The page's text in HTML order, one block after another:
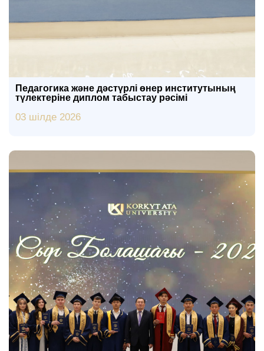
Педагогика және дәстүрлі өнер институтының
түлектеріне диплом табыстау рәсімі
03 шілде 2026